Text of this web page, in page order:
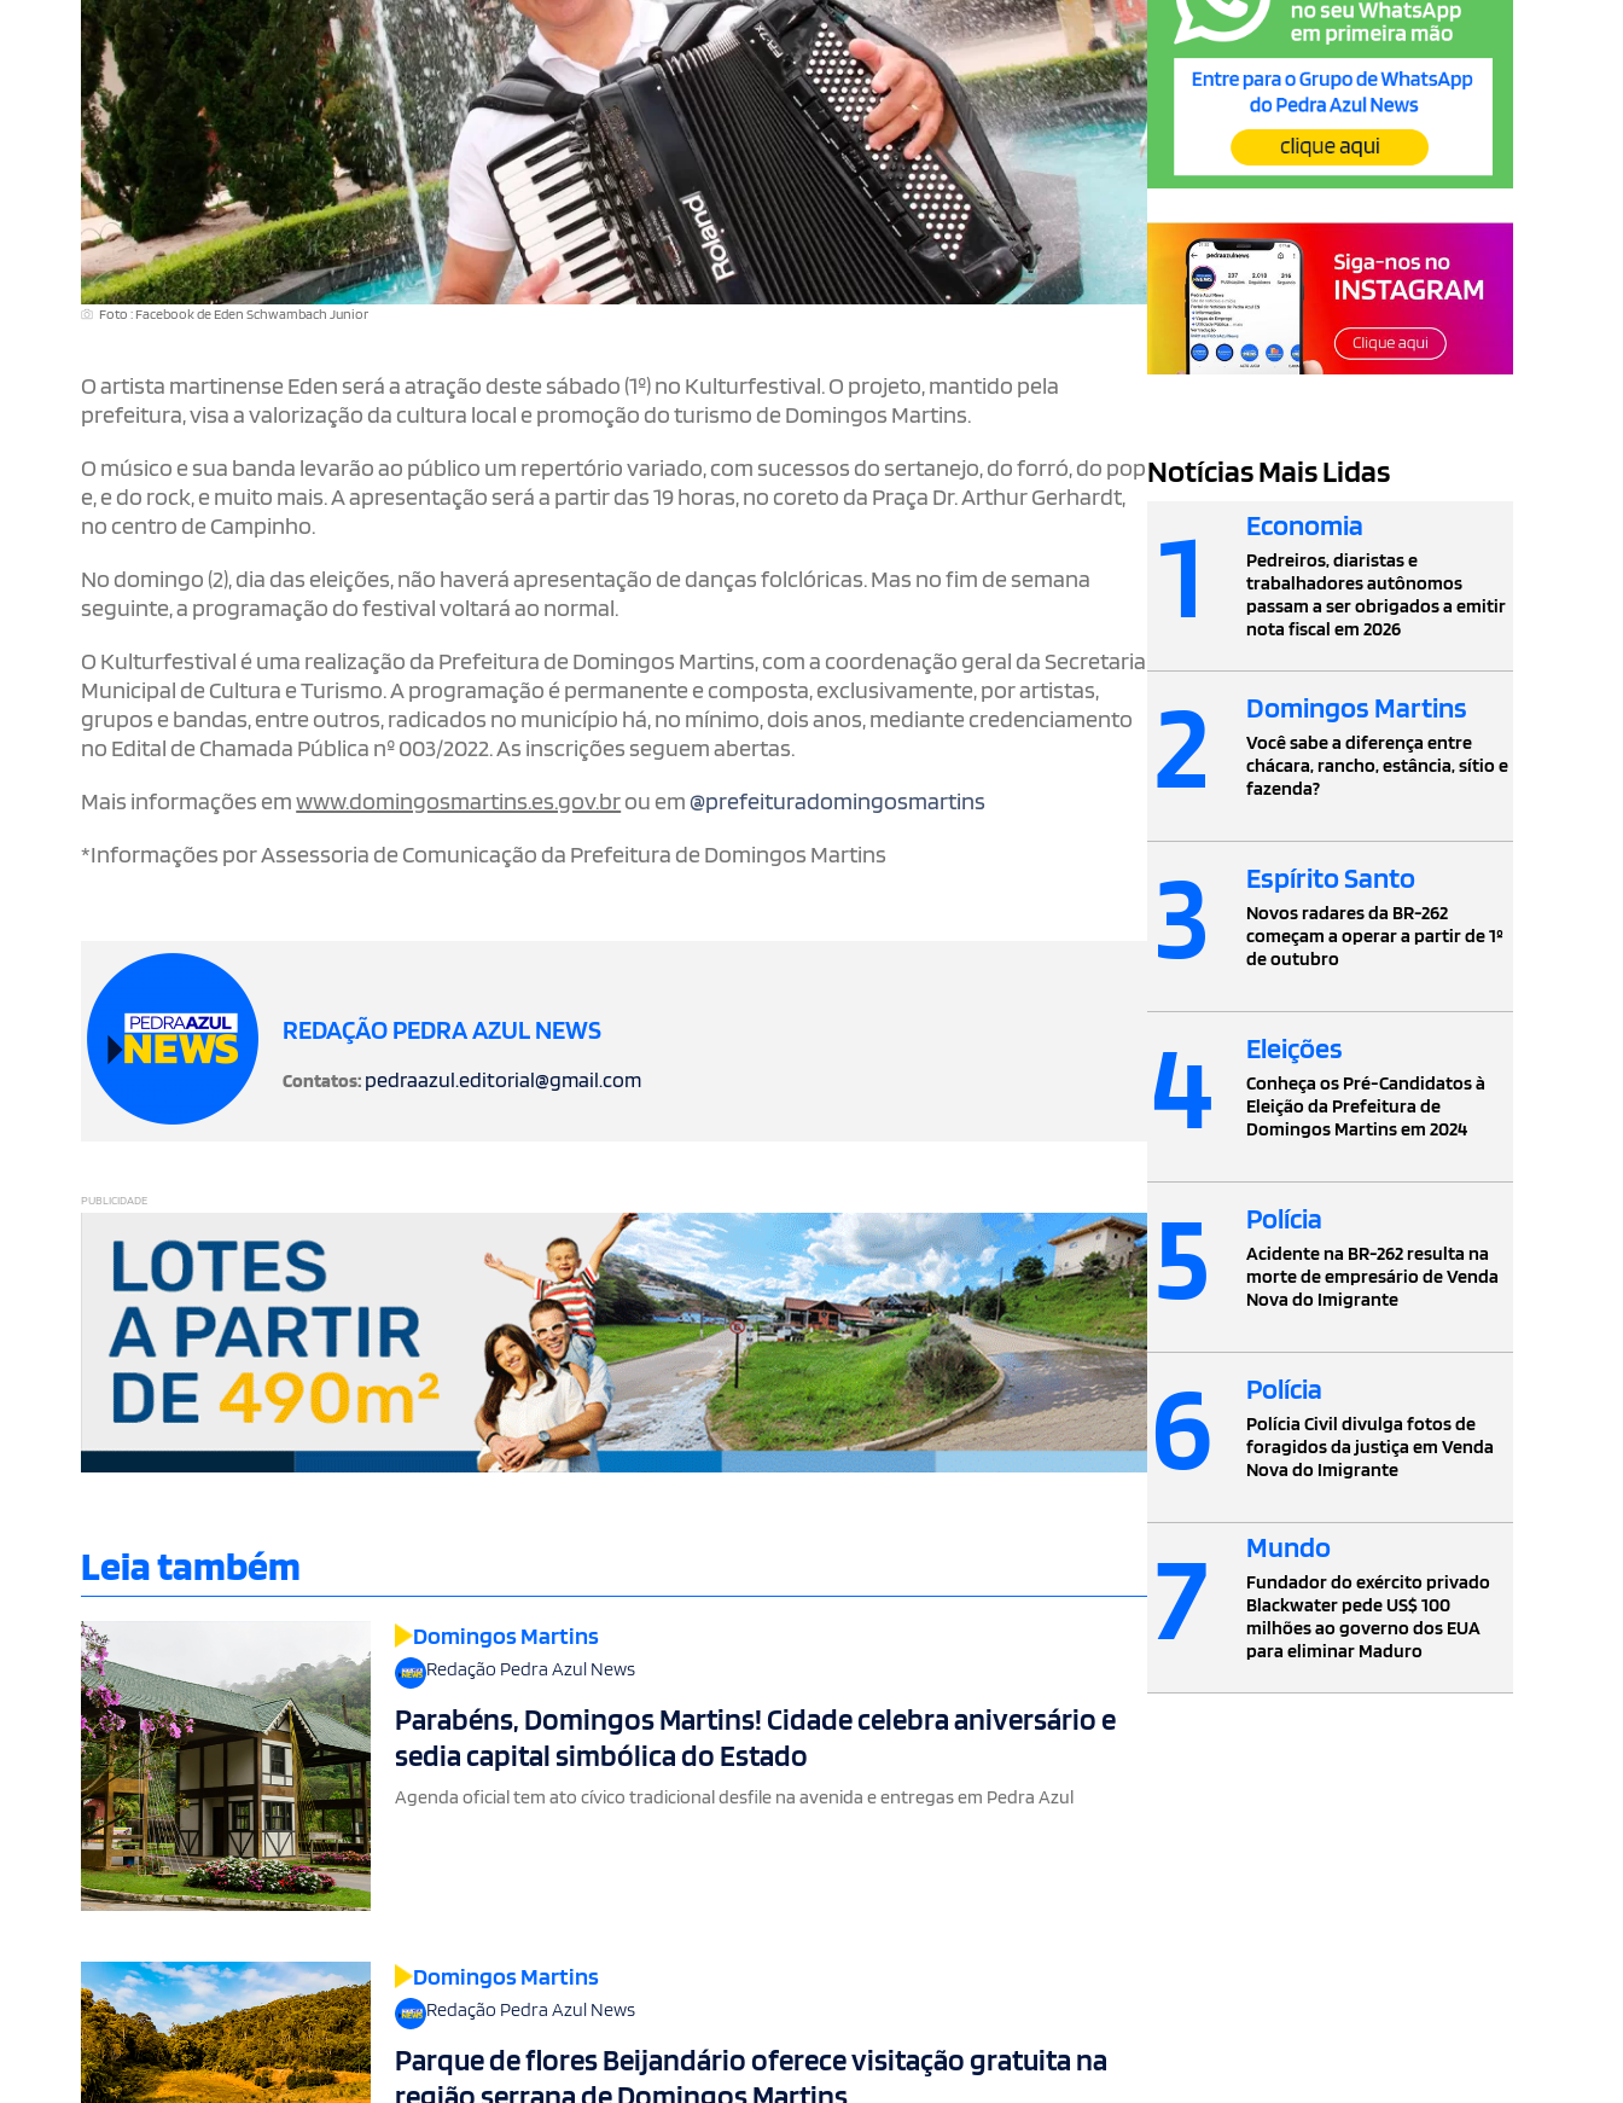
Foto : Facebook de Eden Schwambach Junior
O artista martinense Eden será a atração deste sábado (1º) no Kulturfestival. O projeto, mantido pela
prefeitura, visa a valorização da cultura local e promoção do turismo de Domingos Martins.
O músico e sua banda levarão ao público um repertório variado, com sucessos do sertanejo, do forró, do pop
e, e do rock, e muito mais. A apresentação será a partir das 19 horas, no coreto da Praça Dr. Arthur Gerhardt,
no centro de Campinho.
No domingo (2), dia das eleições, não haverá apresentação de danças folclóricas. Mas no fim de semana
seguinte, a programação do festival voltará ao normal.
O Kulturfestival é uma realização da Prefeitura de Domingos Martins, com a coordenação geral da Secretaria
Municipal de Cultura e Turismo. A programação é permanente e composta, exclusivamente, por artistas,
grupos e bandas, entre outros, radicados no município há, no mínimo, dois anos, mediante credenciamento
no Edital de Chamada Pública nº 003/2022. As inscrições seguem abertas.
Mais informações emwww.domingosmartins.es.gov.brou em@prefeituradomingosmartins
*Informações por Assessoria de Comunicação da Prefeitura de Domingos Martins
REDAÇÃO PEDRA AZUL NEWS
Contatos: pedraazul.editorial@gmail.com
PUBLICIDADE
Leia também
Domingos Martins
Redação Pedra Azul News
Parabéns, Domingos Martins! Cidade celebra aniversário e
sedia capital simbólica do Estado
Agenda oficial tem ato cívico tradicional desfile na avenida e entregas em Pedra Azul
Domingos Martins
Redação Pedra Azul News
Parque de flores Beijandário oferece visitação gratuita na
Notícias Mais Lidas
1 Economia
Pedreiros, diaristas e
trabalhadores autônomos
passam a ser obrigados a emitir
nota fiscal em 2026
2 Domingos Martins
Você sabe a diferença entre
chácara, rancho, estância, sítio e
fazenda?
3 Espírito Santo
Novos radares da BR-262
começam a operar a partir de 1º
de outubro
4 Eleições
Conheça os Pré-Candidatos à
Eleição da Prefeitura de
Domingos Martins em 2024
5 Polícia
Acidente na BR-262 resulta na
morte de empresário de Venda
Nova do Imigrante
6 Polícia
Polícia Civil divulga fotos de
foragidos da justiça em Venda
Nova do Imigrante
7 Mundo
Fundador do exército privado
Blackwater pede US$ 100
milhões ao governo dos EUA
para eliminar Maduro